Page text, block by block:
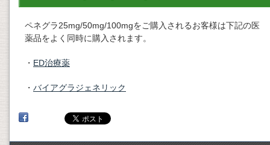
ペネグラ25mg/50mg/100mgをご購入されるお客様は下記の医
薬品をよく同時に購入されます。
・ ED治療薬
・ バイアグラジェネリック